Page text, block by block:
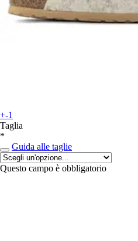
+-1
Taglia
*
Guida alle taglie
Questo campo è obbligatorio